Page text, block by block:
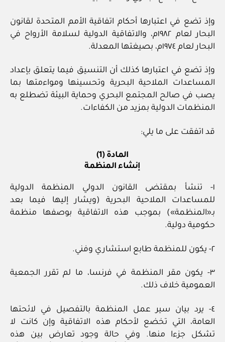
وإذ تضع في اعتبارها أحكام اتفاقية الأمم المتحدة لقانون
البحار لعام ١٩٨٢م، والاتفاقية الدولية لسلامة الأرواح في
البحار لعام ١٩٧٤م، بصيغتها المعدلة.
وإذ تضع في اعتبارها كذلك أن التنسيق فيما يتعلق بإعداد
المساعدات الملاحية البحرية وتحسينها ومواءمتها بما
يصب في صالح المجتمع البحري وحماية البيئة تضطلع به
المنظمات الدولية بمزيد من الكفاءات.
قد اتفقت على ما يلي:
المادة (1)
إنشاء المنظمة
١- تنشأ بمقتضى القانون الدولي المنظمة الدولية
للمساعدات الملاحية البحرية (ويشار إليها فيما بعد
بـ«المنظمة») بموجب هذه الاتفاقية بوصفها منظمة
حكومية دولية.
٢- يكون للمنظمة طابع استشاري وفني.
٣- يكون مقر المنظمة في فرنسا، ما لم تقرر الجمعية
العمومية خلاف ذلك.
٤- يرد بيان سير عمل المنظمة بالتفصيل في لائحتها
العامة، التي تخضع لأحكام هذه الاتفاقية وإن كانت لا
تشكل جزءا منها. وفي حالة وجود تعارض بين هذه